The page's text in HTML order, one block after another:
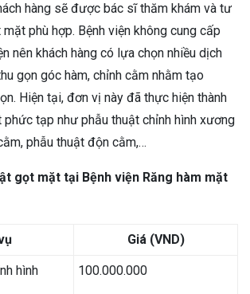
hàng sẽ được bác sĩ thăm khám và tư
phù hợp. Bệnh viện không cung cấp
nên khách hàng có lựa chọn nhiều dịch
gọn góc hàm, chỉnh cằm nhằm tạo
Hiện tại, đơn vị này đã thực hiện thành
phức tạp như phẫu thuật chỉnh hình xương
phẫu thuật độn cằm,…
gọt mặt tại Bệnh viện Răng hàm mặt
Giá (VND)
hình
100.000.000